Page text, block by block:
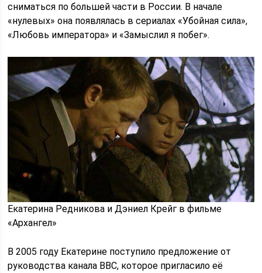
сниматься по большей части в России. В начале
«нулевых» она появлялась в сериалах «Убойная сила»,
«Любовь императора» и «Замыслил я побег».
Екатерина Редникова и Дэниел Крейг в фильме
«Архангел»
В 2005 году Екатерине поступило предложение от
руководства канала BBC, которое пригласило её